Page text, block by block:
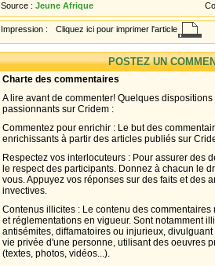
Source : Jeune Afrique
Impression : Cliquez ici pour imprimer l'article
POSTEZ UN
Charte des commentaires
A lire avant de commenter! Quelques
passionnants sur Cridem :
Commentez pour enrichir : Le but des
enrichissants à partir des articles publiés sur
Respectez vos interlocuteurs : Pour assurer des
le respect des participants. Donnez à chacun le
vous. Appuyez vos réponses sur des faits et des
invectives.
Contenus illicites : Le contenu des
et réglementations en vigueur. Sont notamment
antisémites, diffamatoires ou injurieux,
vie privée d'une personne, utilisant des oeuvres
(textes, photos, vidéos...).